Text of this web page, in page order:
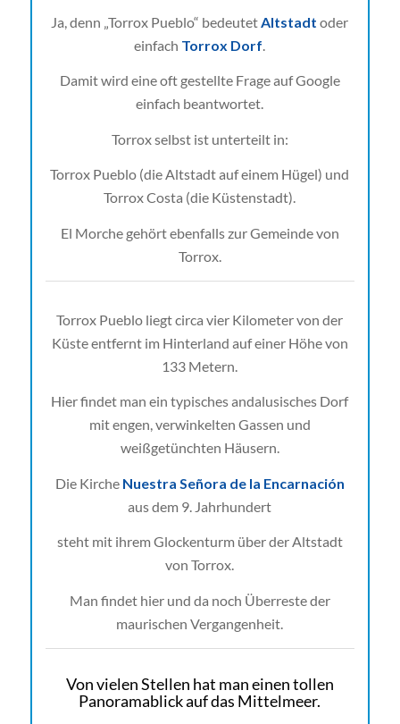
Ja, denn „Torrox Pueblo“ bedeutet Altstadt oder
einfach Torrox Dorf
Damit wird eine oft gestellte Frage auf Google
einfach beantwortet.
Torrox selbst ist unterteilt in:
Torrox Pueblo (die Altstadt auf einem Hügel) und
Torrox Costa (die Küstenstadt).
El Morche gehört ebenfalls zur Gemeinde von
Torrox.
Torrox Pueblo liegt circa vier Kilometer von der
Küste entfernt im Hinterland auf einer Höhe von
133 Metern.
Hier findet man ein typisches andalusisches Dorf
mit engen, verwinkelten Gassen und
weißgetünchten Häusern.
Die Kirche Nuestra Señora de la Encarnación
aus dem 9. Jahrhundert
steht mit ihrem Glockenturm über der Altstadt
von Torrox.
Man findet hier und da noch Überreste der
maurischen Vergangenheit.
Von vielen Stellen hat man einen tollen
Panoramablick auf das Mittelmeer.